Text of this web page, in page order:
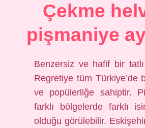
Çekme
pişmaniye
Benzersiz ve hafif bir
Regretiye tüm Türkiye’de
ve popülerliğe sahiptir.
farklı bölgelerde farklı
olduğu görülebilir.